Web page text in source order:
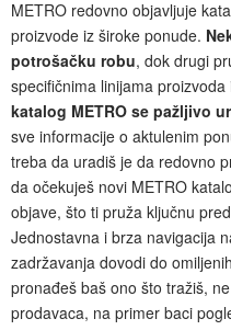
METRO redovno objavljuje
proizvode iz široke ponude.
potrošačku robu, dok drugi
specifičnima linijama
katalog METRO se pažljivo
sve informacije o aktulenim
treba da uradiš je da redovno
da očekuješ novi METRO
objave, što ti pruža ključnu
Jednostavna i brza navigacija
zadržavanja dovodi do
pronađeš baš ono što tražiš,
prodavaca, na primer baci